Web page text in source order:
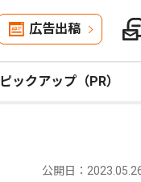
広告出稿
ピックアップ（PR）
公開日：